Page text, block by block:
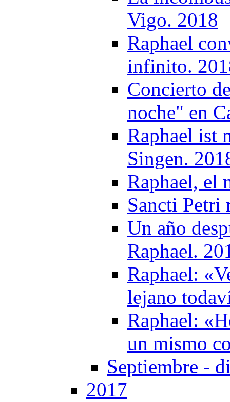
Vigo. 2018
Raphael
infinito.
Concierto
noche" en
Raphael ist
Singen.
Raphael, el
Sancti Petri
Un año
Raphael.
Raphael:
lejano
Raphael:
un mismo
Septiembre -
2017